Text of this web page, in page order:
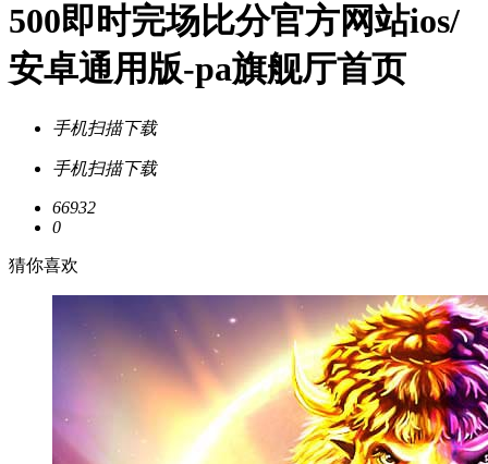
500即时完场比分官方网站ios/
安卓通用版-pa旗舰厅首页
手机扫描下载
手机扫描下载
66932
0
猜你喜欢